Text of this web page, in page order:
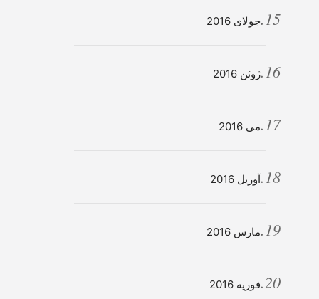
جولای 2016
ژوئن 2016
می 2016
آوریل 2016
مارس 2016
فوریه 2016